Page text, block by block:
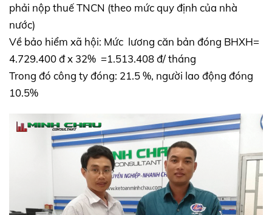
phải nộp thuế TNCN (theo mức quy định của nhà
nước)
Về bảo hiểm xã hội: Mức lương căn bản đóng BHXH=
4.729.400 đ x 32% =1.513.408 đ/ tháng
Trong đó công ty đóng: 21.5 %, người lao động đóng
10.5%